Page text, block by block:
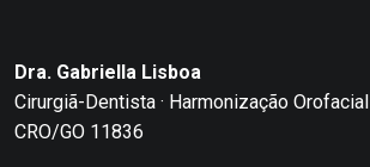
Dra. Gabriella Lisboa
Cirurgiã-Dentista · Harmonização Orofacial
CRO/GO 11836